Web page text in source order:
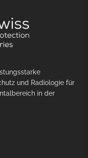
und Radiologie für
in der